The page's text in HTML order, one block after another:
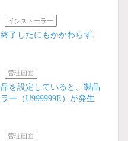
インストーラー
了したにもかかわらず、
管理画面
を設定していると、製品
ー（U999999E）が発生
管理画面